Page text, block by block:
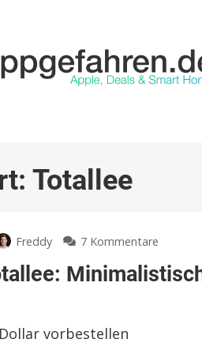
Totallee
Freddy 7 Kommentare
von
vorbestellen